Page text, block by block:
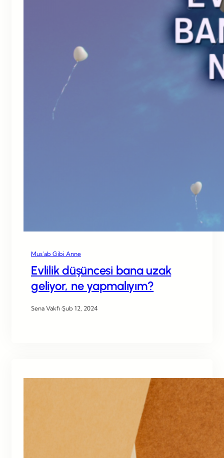
Mus’ab Gibi Anne
Evlilik düşüncesi bana uzak
geliyor, ne yapmalıyım?
Sena Vakfı·Şub 12, 2024